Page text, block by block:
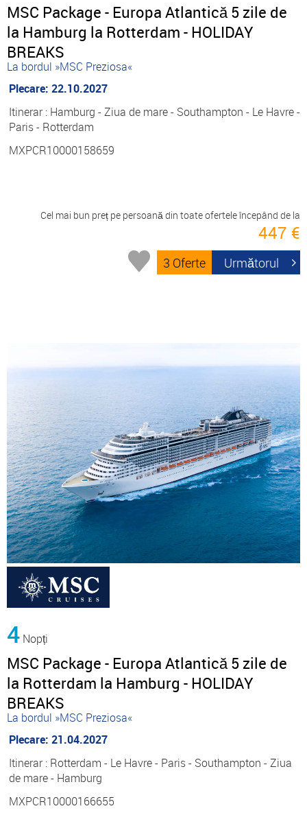
MSC Package - Europa Atlantică 5 zile de
la Hamburg la Rotterdam - HOLIDAY
BREAKS
La bordul »MSC Preziosa«
Plecare: 22.10.2027
Itinerar : Hamburg - Ziua de mare - Southampton - Le Havre -
Paris - Rotterdam
MXPCR10000158659
Cel mai bun preț pe persoană din toate ofertele începând de la
447 €
3 Oferte Următorul
4 Nopți
MSC Package - Europa Atlantică 5 zile de
la Rotterdam la Hamburg - HOLIDAY
BREAKS
La bordul »MSC Preziosa«
Plecare: 21.04.2027
Itinerar : Rotterdam - Le Havre - Paris - Southampton - Ziua
de mare - Hamburg
MXPCR10000166655